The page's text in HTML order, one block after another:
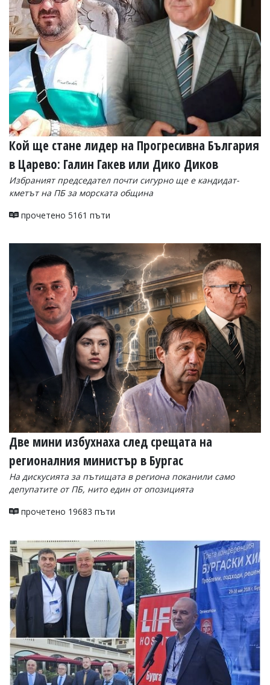
УКРАЙНА
СПОРТ
РАЗСЛЕДВАНЕ
БИЗНЕС
ЮГ
Управители:
Веселин
Василев,
email:
v.vasilev@flagman.bg
Катя
Касабова,
еmail:k.kassabova@flagman.bg
редактор:
office@flagman.bg
Коментарите
статиите
въвеждат
от
читателите
отговорност
тях!
Ако
откриете
обиден
за
вас
коментар,
сигнализирайте
Кой ще стане лидер на Прогресивна България
в Царево: Галин Гакев или Дико Диков
Избраният председател почти сигурно ще е кандидат-
кметът на ПБ за морската община
прочетено 5161 пъти
Две мини избухнаха след срещата на
регионалния министър в Бургас
На дискусията за пътищата в региона поканили само
депупатите от ПБ, нито един от опозицията
прочетено 19683 пъти